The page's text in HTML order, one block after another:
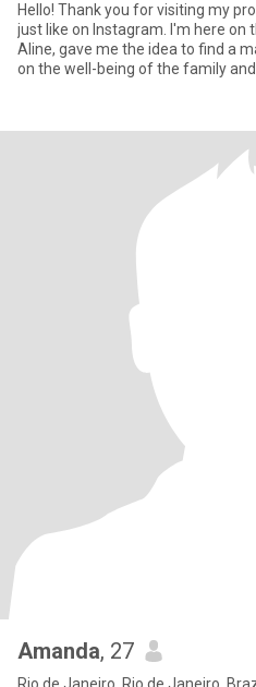
Hello! Thank you for visiting my
just like on Instagram. I'm here on
Aline, gave me the idea to find a
on the well-being of the family
Amanda, 27